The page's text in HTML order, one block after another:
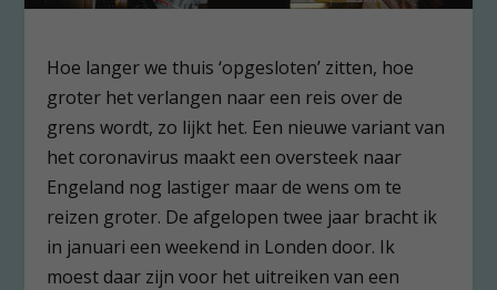
Hoe langer we thuis ‘opgesloten’ zitten, hoe
groter het verlangen naar een reis over de
grens wordt, zo lijkt het. Een nieuwe variant van
het coronavirus maakt een oversteek naar
Engeland nog lastiger maar de wens om te
reizen groter. De afgelopen twee jaar bracht ik
in januari een weekend in Londen door. Ik
moest daar zijn voor het uitreiken van een